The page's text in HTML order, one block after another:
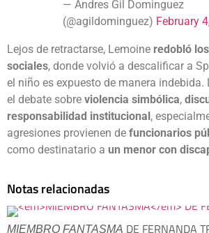
— Andres Gil Dominguez
(@agildominguez) February
Lejos de retractarse, Lemoine redobló
sociales, donde volvió a descalificar a
el niño es expuesto de manera
el debate sobre violencia simbólica,
responsabilidad institucional ,
agresiones provienen de funcionarios
como destinatario a un menor con
Notas relacionadas
MIEMBRO FANTASMA DE FERNANDA